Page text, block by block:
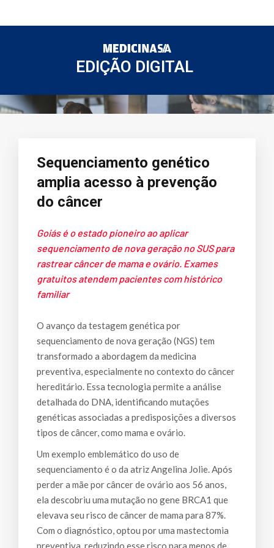
EDIÇÃO DIGITAL
Sequenciamento genético
amplia acesso à prevenção
do câncer
Goiás é o estado pioneiro ao aplicar
sequenciamento de nova geração no SUS para
rastrear câncer de mama e ovário. Exames
gratuitos atendem pacientes com histórico
familiar
O avanço da testagem genética por
sequenciamento de nova geração (NGS) tem
transformado a abordagem da medicina
preventiva, especialmente no contexto do câncer
hereditário. Essa tecnologia permite a análise
detalhada do DNA, identificando mutações
genéticas associadas a predisposições a diversos
tipos de câncer, como mama e ovário.
Um exemplo emblemático do uso de
sequenciamento é o da atriz Angelina Jolie. Após
perder a mãe por câncer de ovário aos 56 anos,
ela descobriu uma mutação no gene BRCA1 que
elevava seu risco de câncer de mama para 87%.
Com o diagnóstico, optou por uma mastectomia
preventiva, reduzindo esse risco para menos de